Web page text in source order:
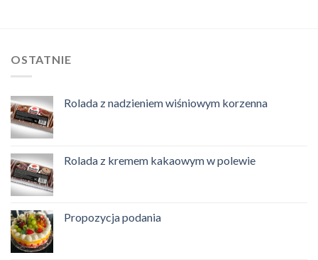
OSTATNIE
Rolada z nadzieniem wiśniowym korzenna
Rolada z kremem kakaowym w polewie
Propozycja podania